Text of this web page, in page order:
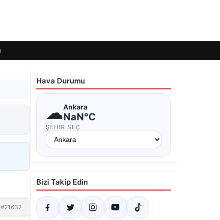
#21632
Hava Durumu
☁Ankara
NaN°C
ŞEHIR SEÇ
Bizi Takip Edin